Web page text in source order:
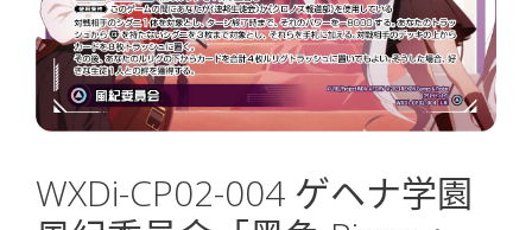
WXDi-CP02-004 ゲヘナ学園